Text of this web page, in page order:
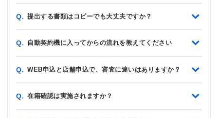
Q. 提出する書類はコピーでも大丈夫ですか？
Q. 自動契約機に入ってからの流れを教えてください
Q. WEB申込と店舗申込で、審査に違いはありますか？
Q. 在籍確認は実施されますか？